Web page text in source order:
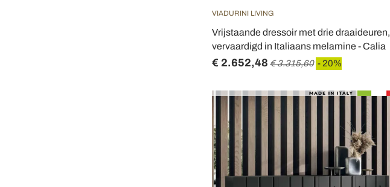
VIADURINI LIVING
Vrijstaande dressoir met drie draaideuren,
vervaardigd in Italiaans melamine - Calia
€ 2.652,48 € 3.315,60 - 20%